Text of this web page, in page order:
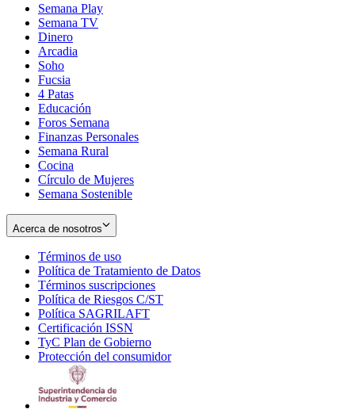
Semana Play
Semana TV
Dinero
Arcadia
Soho
in
new
window
Fucsia
in
new
window
4 Patas
Educación
Foros Semana
Finanzas Personales
Semana Rural
Cocina
Círculo de Mujeres
Semana Sostenible
Acerca de nosotros
Términos de uso
in
new
window
Política de Tratamiento de Datos
Términos suscripciones
in
Política de Riesgos C/ST
Política SAGRILAFT
new
window
Certificación ISSN
in
new
TyC Plan de Gobierno
in
Protección del consumidorOpens